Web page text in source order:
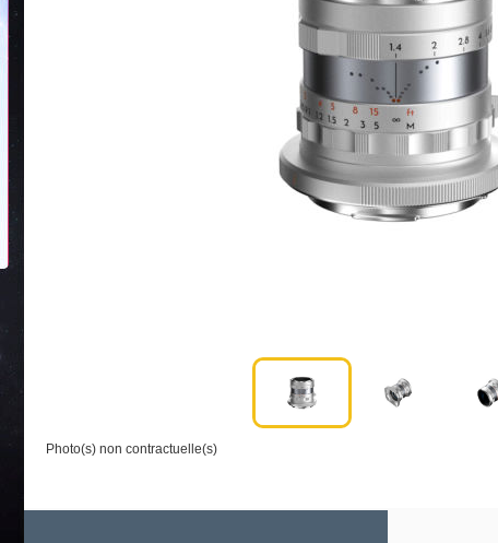
Photo(s) non contractuelle(s)